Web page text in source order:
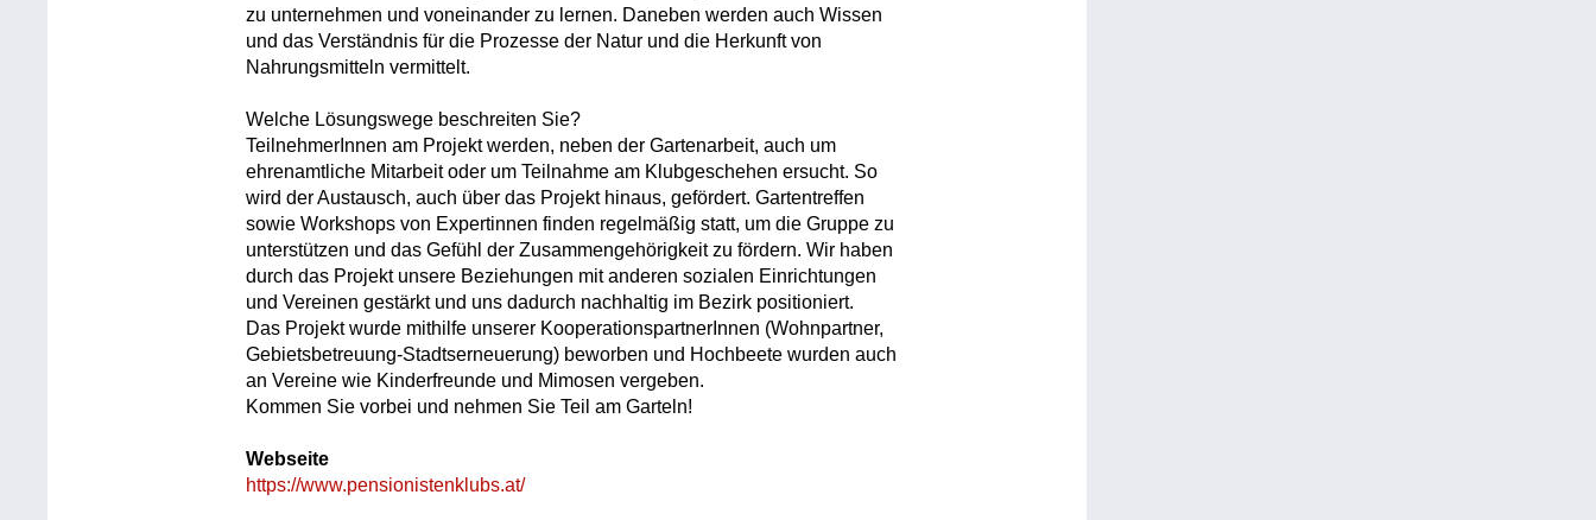
zu unternehmen und voneinander zu lernen. Daneben werden auch Wissen
und das Verständnis für die Prozesse der Natur und die Herkunft von
Nahrungsmitteln vermittelt.
Welche Lösungswege beschreiten Sie?
TeilnehmerInnen am Projekt werden, neben der Gartenarbeit, auch um
ehrenamtliche Mitarbeit oder um Teilnahme am Klubgeschehen ersucht. So
wird der Austausch, auch über das Projekt hinaus, gefördert. Gartentreffen
sowie Workshops von Expertinnen finden regelmäßig statt, um die Gruppe zu
unterstützen und das Gefühl der Zusammengehörigkeit zu fördern. Wir haben
durch das Projekt unsere Beziehungen mit anderen sozialen Einrichtungen
und Vereinen gestärkt und uns dadurch nachhaltig im Bezirk positioniert.
Das Projekt wurde mithilfe unserer KooperationspartnerInnen (Wohnpartner,
Gebietsbetreuung-Stadtserneuerung) beworben und Hochbeete wurden auch
an Vereine wie Kinderfreunde und Mimosen vergeben.
Kommen Sie vorbei und nehmen Sie Teil am Garteln!
Webseite
https://www.pensionistenklubs.at/